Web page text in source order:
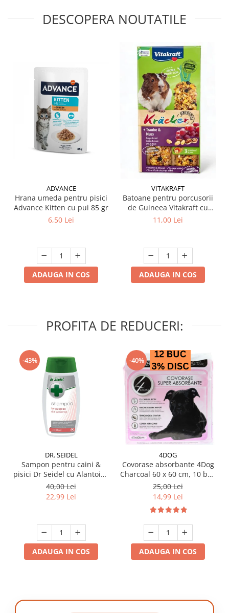
DESCOPERA NOUTATILE
ADVANCE
Hrana umeda pentru pisici
Advance Kitten cu pui 85 gr
6,50 Lei
ADAUGA IN COS
VITAKRAFT
Batoane pentru porcusorii
de Guineea Vitakraft cu
struguri & nuci 2 buc
11,00 Lei
ADAUGA IN COS
PROFITA DE REDUCERI:
-43%
DR. SEIDEL
Sampon pentru caini &
pisici Dr Seidel cu Alantoina
220 ml
40,00 Lei
22,99 Lei
ADAUGA IN COS
-40%
4DOG
Covorase absorbante 4Dog
Charcoal 60 x 60 cm, 10 buc
/ pachet
25,00 Lei
14,99 Lei
ADAUGA IN COS